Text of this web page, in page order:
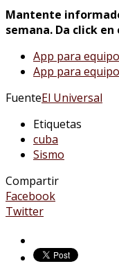
Mantente
semana. Da click
App para
App para
FuenteEl Universal
Etiquetas
cuba
Sismo
Compartir
Facebook
Twitter